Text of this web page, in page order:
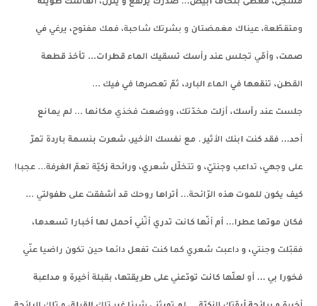
مسجّى، مغطّى بلحاف أبيض... صدرك يرتفع و ينزل، أنفاسك طويلة
ومتقطّعة، عيناك مغمضتان و بشرتك شاحبة، فمك مفتوح، يرغي في
صمت، وأمّي تجلس عند رأسك تسقيك الماء قطرات... تأخذ قطعة
القطن، تنقعها في الماء البارد، ثمّ تعصرها في فيك ...
جلست عند رأسك، أزلت مخدّتك، ووضعت فخذي مكانها ... لم يمانع
أحد... فقد كنت ابنك الأثير . مع نفسك الأخير، شعرت بنسمة باردة تمرّ
على وجهي، تداعب وجنتيّ، و تتخلّل شعري، ورائحة زكيّة تعمّ الغرفة... عجبا!
كيف يكون للموت هذه الرّائحة... أتراها روحك قد أشفقت على طفولتي ...
فكان موتها عطرا... أم أنّها كانت تدري أنّني أحمل لها أخبارا تسعدها،
فقبّلت وجنتي، و داعبت شعري كما كنت تفعل دائما حين تكون راضيا عنّي
فخورا بي ... أو لعلّها كانت تودّعني على طريقتها، بقبلة أخيرة و مداعبة